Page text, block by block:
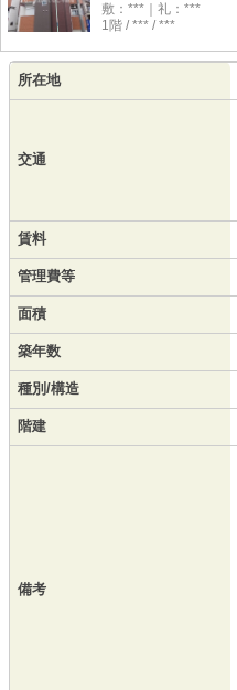
敷：***｜礼：***
1階 / *** / ***
所在地
交通
賃料
管理費等
面積
築年数
種別/構造
階建
備考